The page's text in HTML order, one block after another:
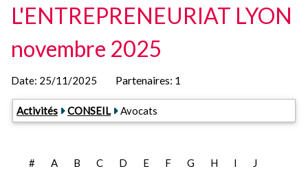
L'ENTREPRENEURIAT LYON
novembre 2025
Date: 25/11/2025 Partenaires: 1
Activités CONSEIL Avocats
# A B C D E F G H I J